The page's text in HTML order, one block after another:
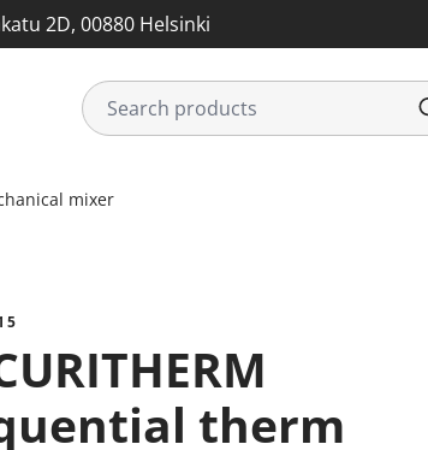
2D, 00880 Helsinki
mixer
therm